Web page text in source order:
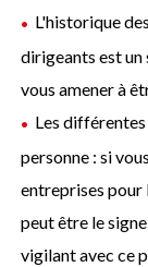
L'historique
dirigeants est
vous amener à
Les
personne : si
entreprises pour
peut être le
vigilant avec ce